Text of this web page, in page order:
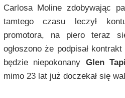
Carlosa Moline zdobywając
tamtego czasu leczył
promotora, na piero teraz
ogłoszono że podpisał
będzie niepokonany Glen
mimo 23 lat już doczekał się